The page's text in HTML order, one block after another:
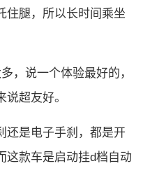
住腿，所以长时间乘坐
，说一个体验最好的，
超友好。
还是电子手刹，都是开
这款车是启动挂d档自动